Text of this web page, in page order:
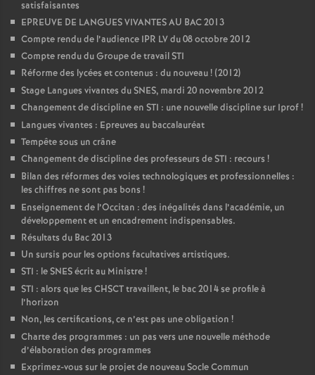
satisfaisantes
EPREUVE DE LANGUES VIVANTES AU BAC 2013
Compte rendu de l’audience IPR LV du 08 octobre 2012
Compte rendu du Groupe de travail STI
Réforme des lycées et contenus : du nouveau! (2012)
Stage Langues vivantes du SNES, mardi 20 novembre 2012
Changement de discipline en STI : une nouvelle discipline sur Iprof!
Langues vivantes : Epreuves au baccalauréat
Tempête sous un crâne
Changement de discipline des professeurs de STI : recours !
Bilan des réformes des voies technologiques et professionnelles :
les chiffres ne sont pas bons !
Enseignement de l’Occitan : des inégalités dans l’académie, un
développement et un encadrement indispensables.
Résultats du Bac 2013
Un sursis pour les options facultatives artistiques.
STI : le SNES écrit au Ministre!
STI : alors que les CHSCT travaillent, le bac 2014 se profile à
l’horizon
Non, les certifications, ce n’est pas une obligation !
Charte des programmes : un pas vers une nouvelle méthode
d’élaboration des programmes
Exprimez-vous sur le projet de nouveau Socle Commun